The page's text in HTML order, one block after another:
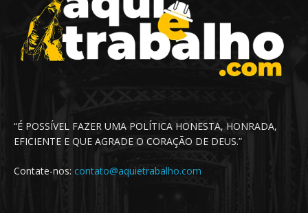
“É POSSÍVEL FAZER UMA POLÍTICA HONESTA, HONRADA,
EFICIENTE E QUE AGRADE O CORAÇÃO DE DEUS.”
Contate-nos: contato@aquietrabalho.com